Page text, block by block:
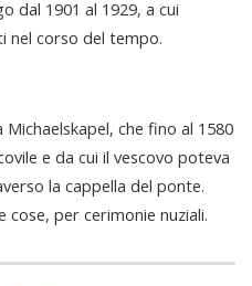
dal 1901 al 1929, a cui
nel corso del tempo.
che fino al 1580
e da cui il vescovo poteva
la cappella del ponte.
per cerimonie nuziali.